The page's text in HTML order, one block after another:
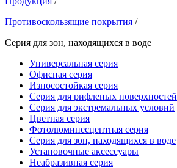
Противоскользящие покрытия /
Серия для зон, находящихся в воде
Универсальная серия
Офисная серия
Износостойкая серия
Серия для рифленых поверхностей
Серия для экстремальных условий
Цветная серия
Фотолюминесцентная серия
Серия для зон, находящихся в воде
Установочные аксессуары
Неабразивная серия